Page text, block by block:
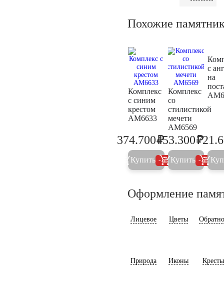
Похожие
Комплекс
с синим
крестом
AM6633
394.400
374.700₽
Купить 5%
Комплекс
со
стилистикой
мечети
AM6569
453.300₽
Купить 5%
с
на
Оформление
Лицевое Цветы
Природа Иконы Кресты